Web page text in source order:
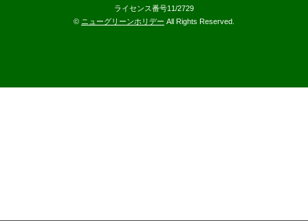
ライセンス番号11/2729
© ニューグリーンホリデー All Rights Reserved.